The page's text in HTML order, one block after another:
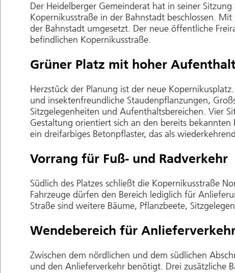
Der Heidelberger Gemeinderat hat in seiner
Kopernikusstraße in der Bahnstadt beschlossen.
der Bahnstadt umgesetzt. Der neue öffentliche
befindlichen Kopernikusstraße.
Grüner Platz mit hoher
Herzstück der Planung ist der neue
und insektenfreundliche Staudenpflanzungen,
Sitzgelegenheiten und Aufenthaltsbereichen. Vier
Gestaltung orientiert sich an den bereits
ein dreifarbiges Betonpflaster, das als
Vorrang für Fuß- und Radverkehr
Südlich des Platzes schließt die Kopernikusstraße
Fahrzeuge dürfen den Bereich lediglich für
Straße sind weitere Bäume, Pflanzbeete,
Wendebereich für
Zwischen dem nördlichen und dem südlichen
und den Anlieferverkehr benötigt. Drei zusätzliche